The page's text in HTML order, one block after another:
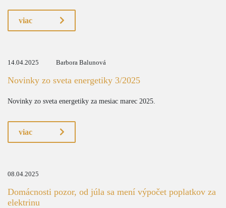
viac
14.04.2025 Barbora Balunová
Novinky zo sveta energetiky 3/2025
Novinky zo sveta energetiky za mesiac marec 2025.
viac
08.04.2025
Domácnosti pozor, od júla sa mení výpočet poplatkov za
elektrinu